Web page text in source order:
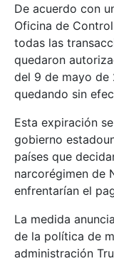
De acuerdo con
Oficina de
todas las
quedaron
del 9 de mayo de
quedando sin
Esta expiración
gobierno
países que
narcorégimen de
enfrentarían el
La medida
de la política de
administración